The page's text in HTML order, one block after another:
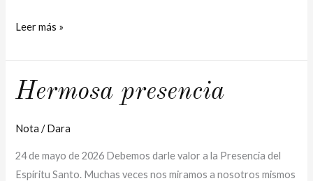
Leer más »
Hermosa presencia
Nota /Dara
24 de mayo de 2026 Debemos darle valor a la Presencia del
Espíritu Santo. Muchas veces nos miramos a nosotros mismos
Hermosa